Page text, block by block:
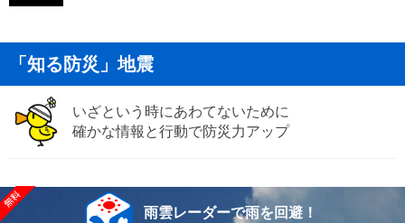
「知る防災」地震
いざという時にあわてないために
確かな情報と行動で防災力アップ
雨雲レーダーで雨を回避！